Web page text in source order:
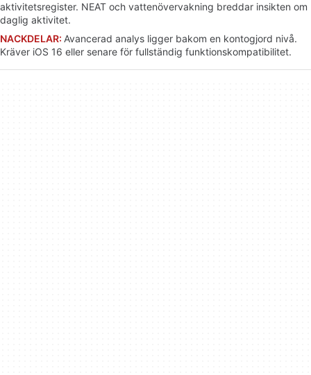
aktivitetsregister. NEAT och vattenövervakning breddar insikten om
daglig aktivitet.
NACKDELAR: Avancerad analys ligger bakom en kontogjord nivå.
Kräver iOS 16 eller senare för fullständig funktionskompatibilitet.